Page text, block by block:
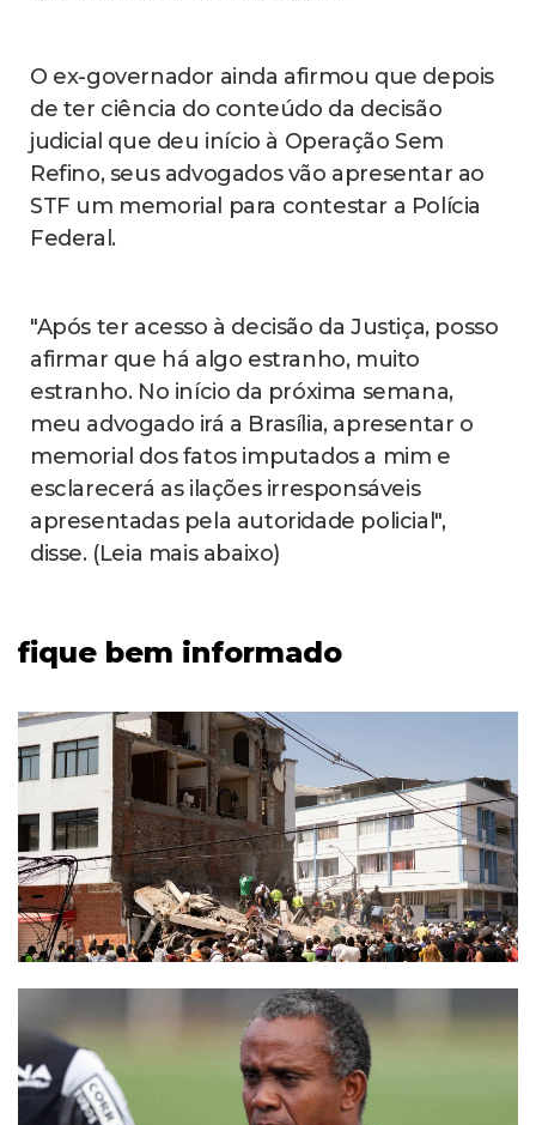
O ex-governador ainda afirmou que depois
de ter ciência do conteúdo da decisão
judicial que deu início à Operação Sem
Refino, seus advogados vão apresentar ao
STF um memorial para contestar a Polícia
Federal.
"Após ter acesso à decisão da Justiça, posso
afirmar que há algo estranho, muito
estranho. No início da próxima semana,
meu advogado irá a Brasília, apresentar o
memorial dos fatos imputados a mim e
esclarecerá as ilações irresponsáveis
apresentadas pela autoridade policial",
disse. (Leia mais abaixo)
fique bem informado